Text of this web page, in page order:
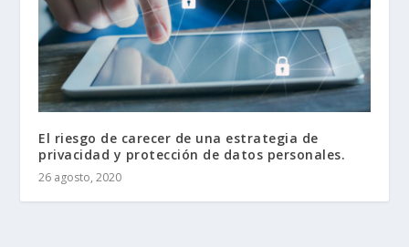
El riesgo de carecer de una estrategia de
privacidad y protección de datos personales.
26 agosto, 2020